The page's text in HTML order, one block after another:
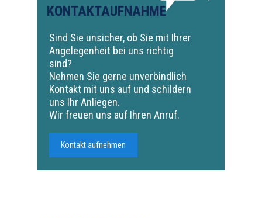
KONTAKTAUFNAHME
Sind Sie unsicher, ob Sie mit Ihrer
Angelegenheit bei uns richtig
sind?
Nehmen Sie gerne unverbindlich
Kontakt mit uns auf und schildern
uns Ihr Anliegen.
Wir freuen uns auf Ihren Anruf.
Kontakt aufnehmen